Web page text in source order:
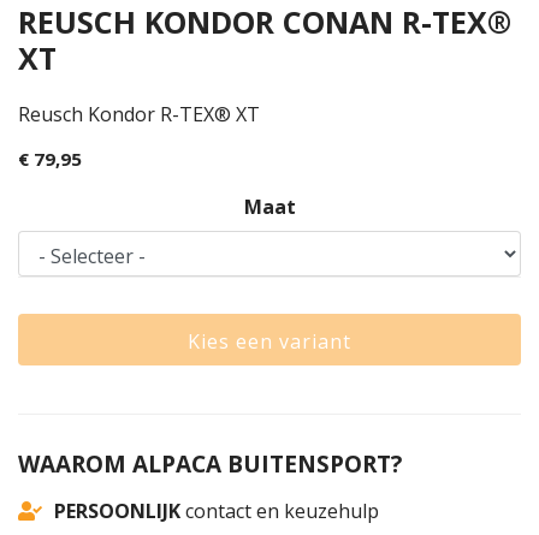
REUSCH KONDOR CONAN R-TEX®
XT
Reusch Kondor R-TEX® XT
€ 79,95
Maat
Kies een variant
WAAROM ALPACA BUITENSPORT?
PERSOONLIJKcontact en keuzehulp